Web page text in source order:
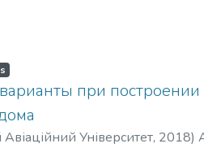
при
Університет, 2018)